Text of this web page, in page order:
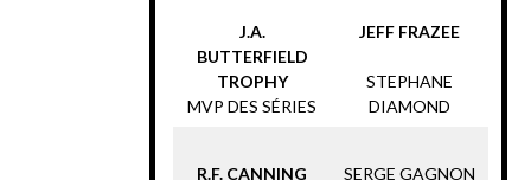
J.A.
BUTTERFIELD
TROPHY
MVP DES SÉRIES
JEFF FRAZEE
STEPHANE
DIAMOND
R.F. CANNING SERGE GAGNON